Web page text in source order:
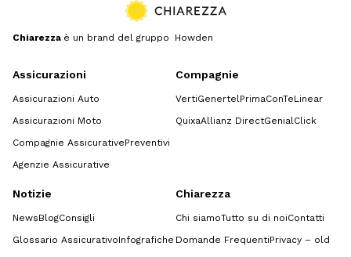
Chiarezza è un brand del gruppo Howden
Assicurazioni
Assicurazioni Auto
Assicurazioni Moto
Compagnie AssicurativePreventivi
Agenzie Assicurative
Compagnie
VertiGenertel PrimaConTeLinear
QuixaAllianz DirectGenialClick
Notizie
NewsBlogConsigli
Glossario AssicurativoInfografiche
Chiarezza
Chi siamoTutto su di noiContatti
Domande FrequentiPrivacy – old